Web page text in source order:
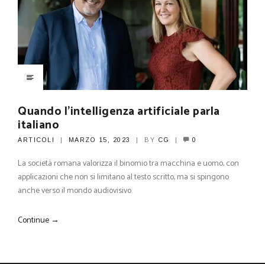
Quando l’intelligenza artificiale parla
italiano
ARTICOLI MARZO 15, 2023 BY CG 0
La società romana valorizza il binomio tra macchina e uomo, con
applicazioni che non si limitano al testo scritto, ma si spingono
anche verso il mondo audiovisivo
Continue →